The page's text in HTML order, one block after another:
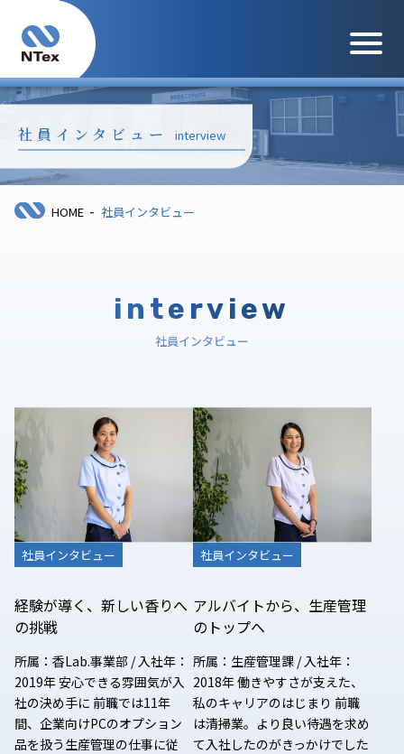
メニュ
社員インタビュー interview
HOME - 社員インタビュー
interview
社員インタビュー
社員インタビュー
経験が導く、新しい香りへ
の挑戦
所属：香Lab.事業部 / 入社年：
2019年 安心できる雰囲気が入
社の決め手に 前職では11年
間、企業向けPCのオプション
品を扱う生産管理の仕事に従
社員インタビュー
アルバイトから、生産管理
のトップへ
所属：生産管理課 / 入社年：
2018年 働きやすさが支えた、
私のキャリアのはじまり 前職
は清掃業。より良い待遇を求め
て入社したのがきっかけでした